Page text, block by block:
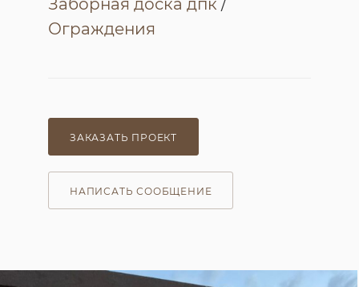
Заборная доска дпк /
Ограждения
ЗАКАЗАТЬ ПРОЕКТ
НАПИСАТЬ СООБЩЕНИЕ